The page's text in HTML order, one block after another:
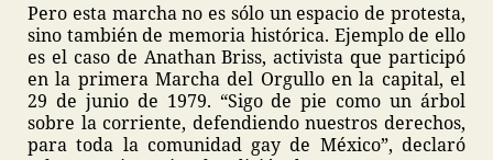
Pero esta marcha no es sólo un espacio de protesta,
sino también de memoria histórica. Ejemplo de ello
es el caso de Anathan Briss, activista que participó
en la primera Marcha del Orgullo en la capital, el
29 de junio de 1979. “Sigo de pie como un árbol
sobre la corriente, defendiendo nuestros derechos,
para toda la comunidad gay de México”, declaró